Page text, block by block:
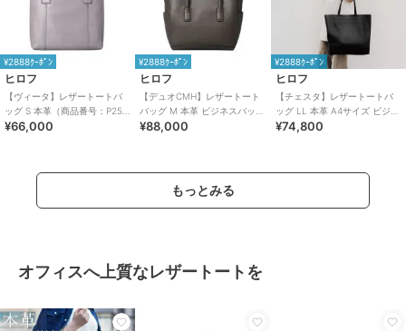
¥2888ｸｰﾎﾟﾝ
ヒロフ
【ヴィータ】レザートートバ
ッグ S 本革（商品番号：P25-
20310）
¥66,000
¥2888ｸｰﾎﾟﾝ
ヒロフ
【デュオCMH】レザートート
バッグ M 本革 ビジネスバッグ
（商品番号：P25-35435）
¥88,000
¥2888ｸｰﾎﾟﾝ
ヒロフ
【チェスタ】レザートートバ
ッグ LL 本革 A4サイズ ビジネ
スバッグ ※WEB限定（商品番
¥74,800
もっとみる
オフィスへ上質なレザートートを